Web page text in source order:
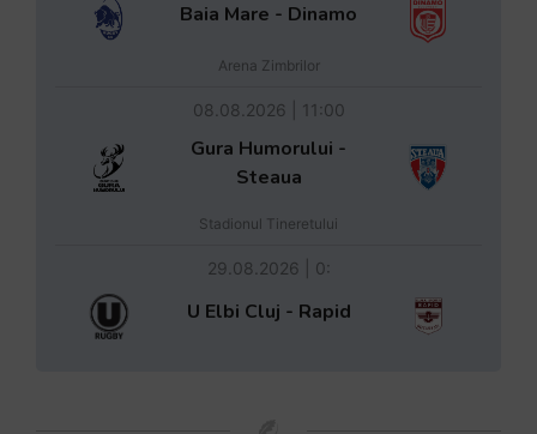
Baia Mare - Dinamo
Arena Zimbrilor
08.08.2026 | 11:00
Gura Humorului -
Steaua
Stadionul Tineretului
29.08.2026 | 0:
U Elbi Cluj - Rapid